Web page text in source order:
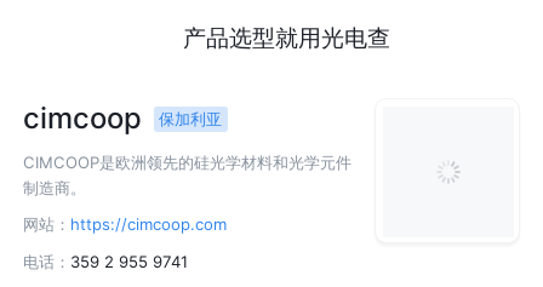
产品选型就用光电查
cimcoop 保加利亚
CIMCOOP是欧洲领先的硅光学材料和光学元件
制造商。
网站： https://cimcoop.com
电话： 359 2 955 9741